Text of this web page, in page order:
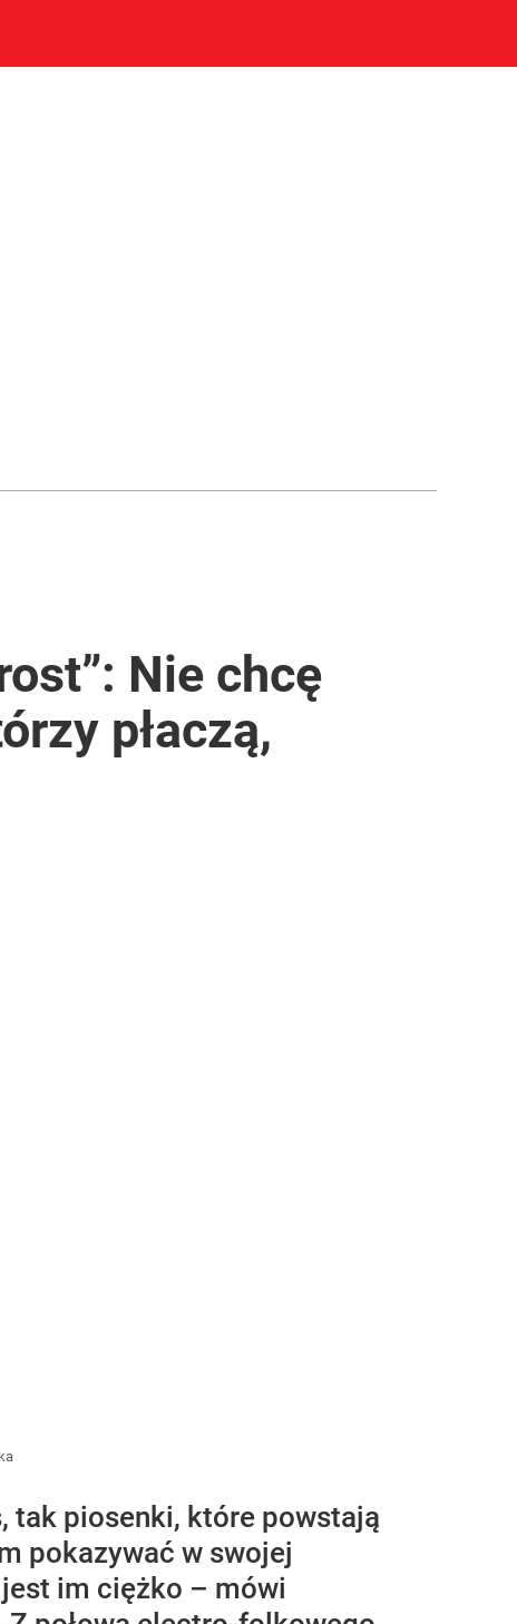
Nie chcę
płaczą,
tak piosenki, które powstają
pokazywać w swojej
im ciężko – mówi